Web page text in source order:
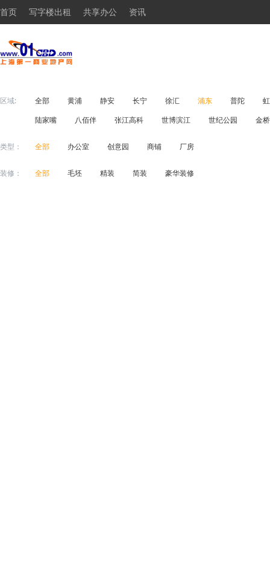
首页 写字楼出租 共享办公 资讯
区域: 全部 黄浦 静安 长宁 徐汇 浦东 普陀
陆家嘴
八佰伴 张江高科 世博滨江 世纪公园 金桥
类型： 全部 办公室 创意园 商铺 厂房
装修： 全部 毛坯 精装 简装 豪华装修